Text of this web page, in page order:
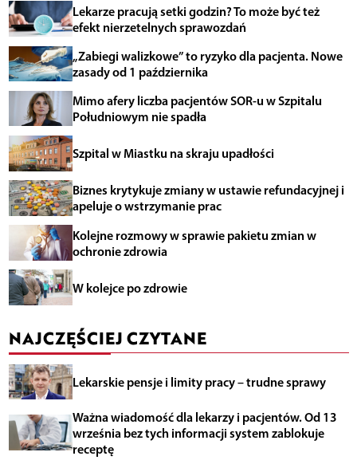
Lekarze pracują setki godzin? To może być też
efekt nierzetelnych sprawozdań
„Zabiegi walizkowe” to ryzyko dla pacjenta. Nowe
zasady od 1 października
Mimo afery liczba pacjentów SOR-u w Szpitalu
Południowym nie spadła
Szpital w Miastku na skraju upadłości
Biznes krytykuje zmiany w ustawie refundacyjnej i
apeluje o wstrzymanie prac
Kolejne rozmowy w sprawie pakietu zmian w
ochronie zdrowia
W kolejce po zdrowie
NAJCZĘŚCIEJ CZYTANE
Lekarskie pensje i limity pracy – trudne sprawy
Ważna wiadomość dla lekarzy i pacjentów. Od 13
września bez tych informacji system zablokuje
receptę